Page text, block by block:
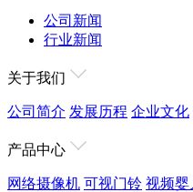
公司新闻
行业新闻
关于我们
公司简介 发展历程 企业文化
产品中心
网络摄像机 可视门铃 视频婴